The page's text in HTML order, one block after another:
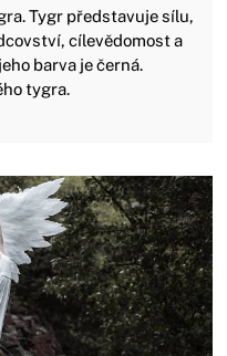
Tygr představuje sílu,
cílevědomost a
barva je černá.
tygra.